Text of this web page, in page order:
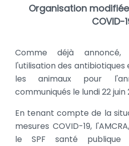
Organisation
COVID-
Comme déjà
l'utilisation des
les animaux pour
communiqués le lundi 22 juin
En tenant compte de la
mesures COVID-19,
le SPF santé